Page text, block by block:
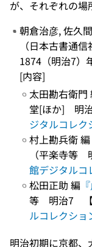
が、それぞれの場
朝倉治彦, 佐久
（日本古書通
1874（明治7）
[内容]
太田勘右衛門
堂[ほか] 明
ジタルコレク
村上勘兵衛 編
（平楽寺等
館デジタルコ
松田正助 編
等 明治7 【
ルコレクショ
明治初期に京都